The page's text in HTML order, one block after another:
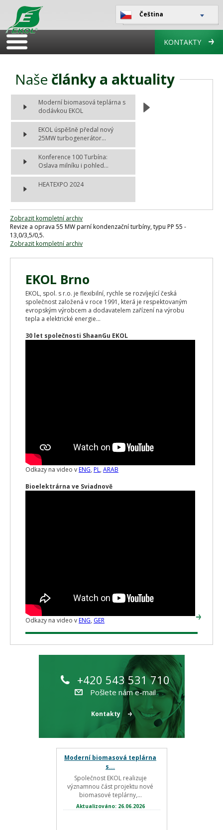
Čeština
KONTAKTY
Naše články a aktuality
Moderní biomasová teplárna s
dodávkou EKOL
EKOL úspěšně předal nový
25MW turbogenerátor...
Konference 100 Turbína:
Oslava milníku i pohled...
HEATEXPO 2024
Zobrazit kompletní archiv
Revize a oprava 55 MW parní kondenzační turbíny, typu PP 55 -
13,0/3,5/0,5.
Zobrazit kompletní archiv
EKOL Brno
EKOL, spol. s r.o. je flexibilní, rychle se rozvíjející česká
společnost založená v roce 1991, která je respektovaným
evropským výrobcem a dodavatelem zařízení na výrobu
tepla a elektrické energie...
30 let společnosti ShaanGu EKOL
Odkazy na video vENG, PL, ARAB
Bioelektrárna ve Sviadnově
Odkazy na video vENG, GER
+420 543 531 710
Pošlete nám e-mail
Kontakty
Moderní biomasová teplárna
s...
Společnost EKOL realizuje
významnou část projektu nové
biomasové teplárny,...
Aktualizováno: 26.06.2026